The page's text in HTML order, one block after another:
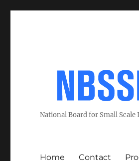
National Board for Small Scale
Home Contact